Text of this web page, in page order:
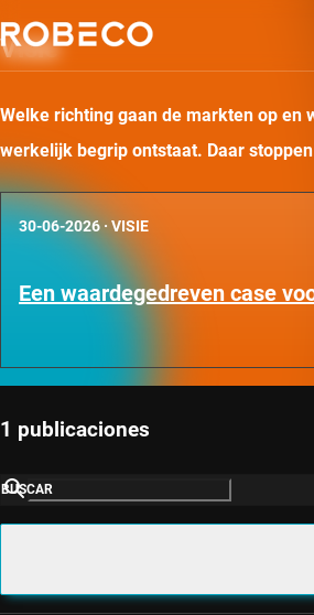
Visie
Welke richting gaan de markten op en
werkelijk begrip ontstaat. Daar
30-06-2026·VISIE
Een waardegedreven case
1 publicaciones
BUSCAR